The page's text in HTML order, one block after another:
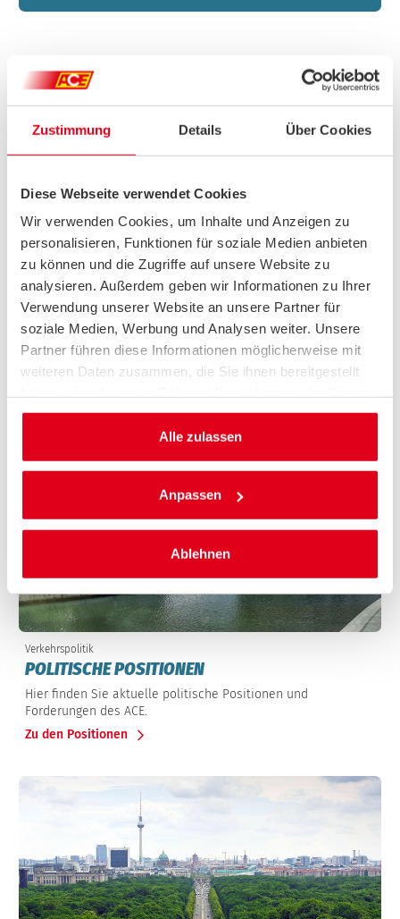
Zustimmung Details Über Cookies
Diese Webseite verwendet Cookies
Wir verwenden Cookies, um Inhalte und Anzeigen zu
personalisieren, Funktionen für soziale Medien anbieten
zu können und die Zugriffe auf unsere Website zu
analysieren. Außerdem geben wir Informationen zu Ihrer
Verwendung unserer Website an unsere Partner für
soziale Medien, Werbung und Analysen weiter. Unsere
Partner führen diese Informationen möglicherweise mit
weiteren Daten zusammen, die Sie ihnen bereitgestellt
gesammelt haben.
Alle zulassen
Anpassen
Ablehnen
Verkehrspolitik
STELLUNGNAHMEN
Der ACE nimmt regelmäßig Stellung im Rahmen
verkehrspolitischer Gesetzgebungsverfahren.
Verkehrspolitik
POLITISCHE POSITIONEN
Hier finden Sie aktuelle politische Positionen und
Forderungen des ACE.
Zu den Positionen